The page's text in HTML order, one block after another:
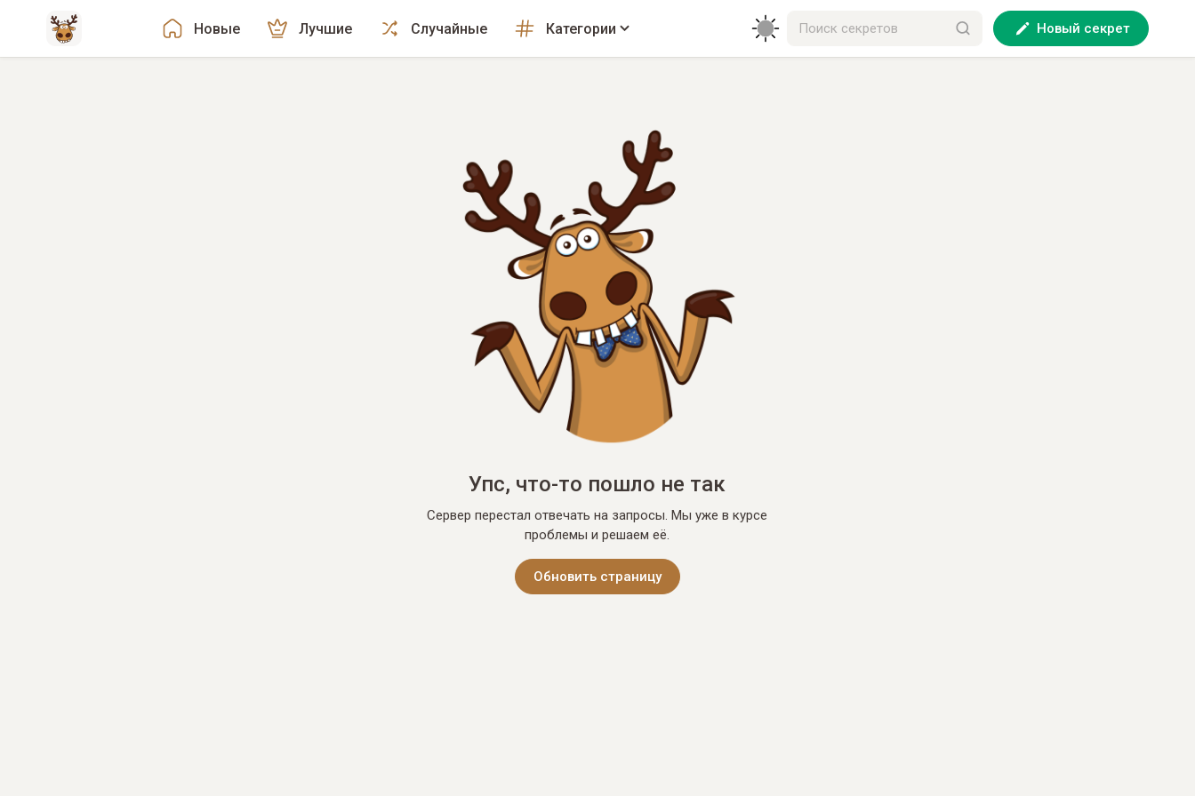
Новые Лучшие Случайные Категории Новый секрет
Упс, что-то пошло не так
Сервер перестал отвечать на запросы. Мы уже в курсе
проблемы и решаем её.
Обновить страницу